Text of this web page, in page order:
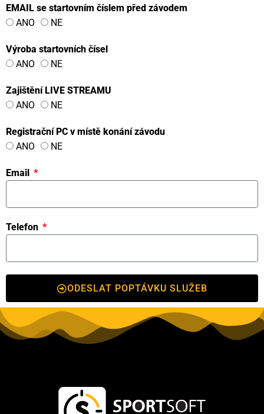
EMAIL se startovním číslem před závodem
ANO
NE
Výroba startovních čísel
ANO
NE
Zajištění LIVE STREAMU
ANO
NE
Registrační PC v místě konání závodu
ANO
NE
Email
Telefon
ODESLAT POPTÁVKU SLUŽEB